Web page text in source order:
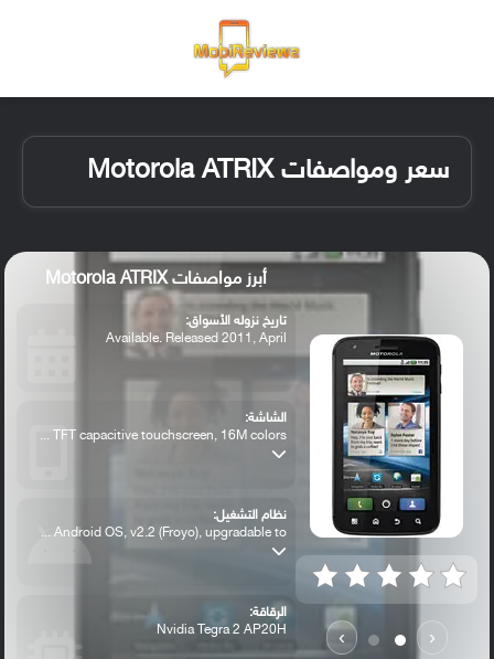
سعر ومواصفات Motorola ATRIX
‹
›
أبرز مواصفات Motorola ATRIX
تاريخ نزوله الأسواق:
Available. Released 2011, April
الشاشة:
TFT capacitive touchscreen, 16M colors ...
نظام التشغيل:
Android OS, v2.2 (Froyo), upgradable to ...
الرقاقة:
Nvidia Tegra 2 AP20H